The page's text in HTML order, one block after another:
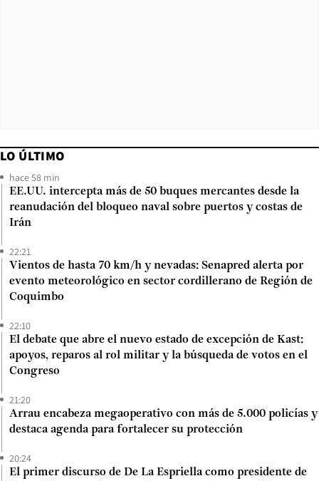
LO ÚLTIMO
hace 58 min
EE.UU. intercepta más de 50 buques mercantes desde la
reanudación del bloqueo naval sobre puertos y costas de
Irán
22:21
Vientos de hasta 70 km/h y nevadas: Senapred alerta por
evento meteorológico en sector cordillerano de Región de
Coquimbo
22:10
El debate que abre el nuevo estado de excepción de Kast:
apoyos, reparos al rol militar y la búsqueda de votos en el
Congreso
21:20
Arrau encabeza megaoperativo con más de 5.000 policías y
destaca agenda para fortalecer su protección
20:24
El primer discurso de De La Espriella como presidente de